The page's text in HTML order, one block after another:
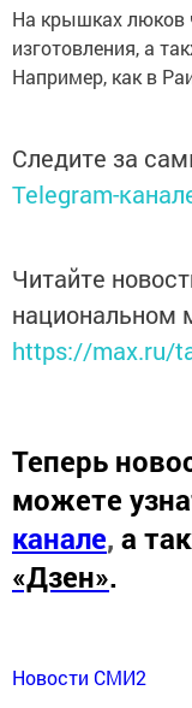
На крышках люков
изготовления, а
Например, как в
Следите за
Telegram-
Читайте
национальном
https://max.ru/
Теперь
можете
канале, а
«Дзен».
Новости СМИ2